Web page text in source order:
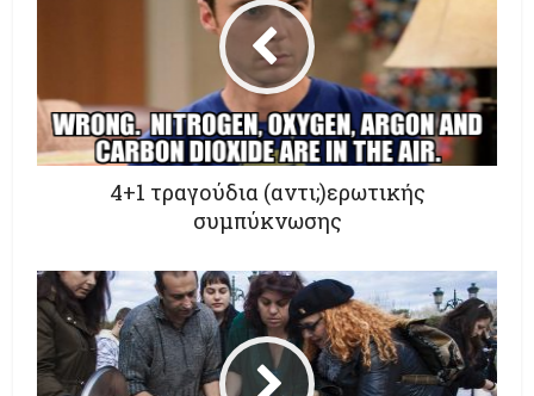
4+1 τραγούδια (αντι;)ερωτικής
συμπύκνωσης